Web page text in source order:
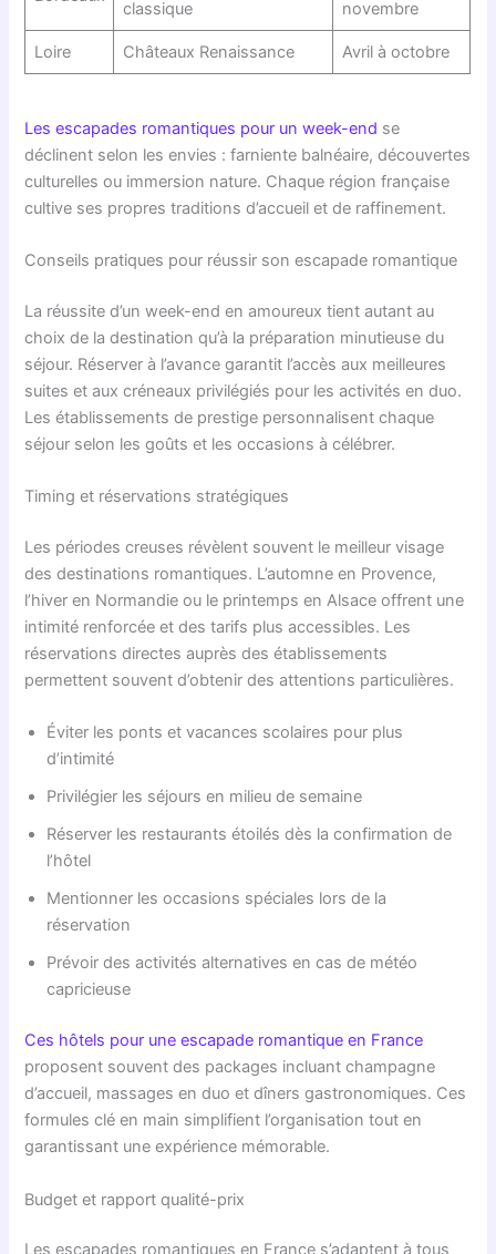
classique
novembre
Loire Châteaux Renaissance Avril à octobre
Les escapades romantiques pour un week-end se
déclinent selon les envies : farniente balnéaire, découvertes
culturelles ou immersion nature. Chaque région française
cultive ses propres traditions d’accueil et de raffinement.
Conseils pratiques pour réussir son escapade romantique
La réussite d’un week-end en amoureux tient autant au
choix de la destination qu’à la préparation minutieuse du
séjour. Réserver à l’avance garantit l’accès aux meilleures
suites et aux créneaux privilégiés pour les activités en duo.
Les établissements de prestige personnalisent chaque
séjour selon les goûts et les occasions à célébrer.
Timing et réservations stratégiques
Les périodes creuses révèlent souvent le meilleur visage
des destinations romantiques. L’automne en Provence,
l’hiver en Normandie ou le printemps en Alsace offrent une
intimité renforcée et des tarifs plus accessibles. Les
réservations directes auprès des établissements
permettent souvent d’obtenir des attentions particulières.
Éviter les ponts et vacances scolaires pour plus
d’intimité
Privilégier les séjours en milieu de semaine
Réserver les restaurants étoilés dès la confirmation de
l’hôtel
Mentionner les occasions spéciales lors de la
réservation
Prévoir des activités alternatives en cas de météo
capricieuse
Ces hôtels pour une escapade romantique en France
proposent souvent des packages incluant champagne
d’accueil, massages en duo et dîners gastronomiques. Ces
formules clé en main simplifient l’organisation tout en
garantissant une expérience mémorable.
Budget et rapport qualité-prix